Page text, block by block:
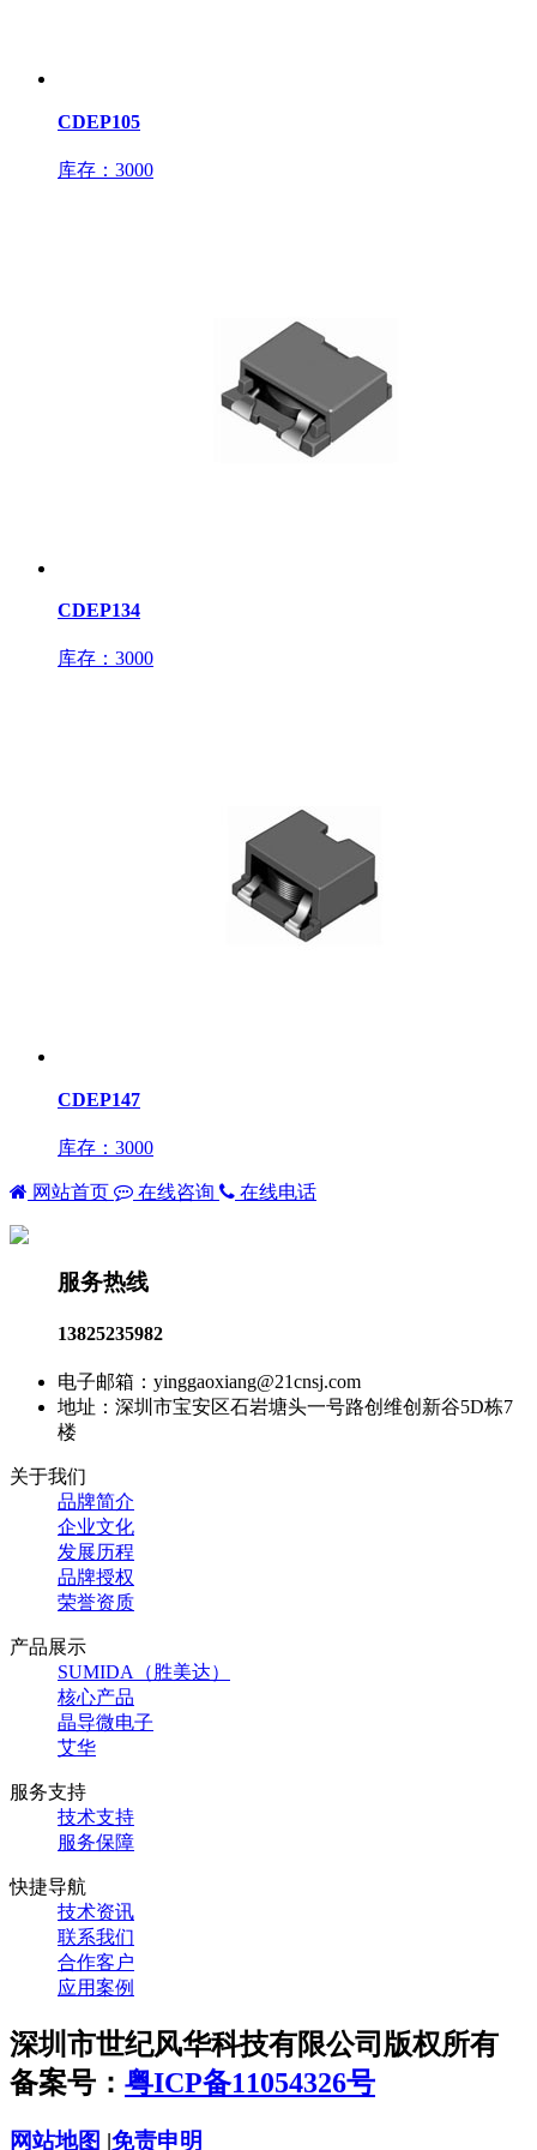
CDEP105
库存：3000
CDEP134
库存：3000
CDEP147
库存：3000
网站首页 在线咨询 在线电话
服务热线
13825235982
电子邮箱：yinggaoxiang@21cnsj.com
地址：深圳市宝安区石岩塘头一号路创维创新谷5D栋7
楼
关于我们
品牌简介
企业文化
发展历程
品牌授权
荣誉资质
产品展示
SUMIDA（胜美达）
核心产品
晶导微电子
艾华
服务支持
技术支持
服务保障
快捷导航
技术资讯
联系我们
合作客户
应用案例
深圳市世纪风华科技有限公司版权所有
备案号： 粤ICP备11054326号
网站地图 |免责申明